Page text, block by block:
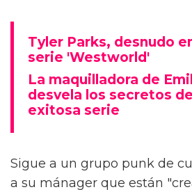
Tyler Parks, desnudo
serie 'Westworld'
La maquilladora de
desvela los secretos
exitosa serie
Sigue a un grupo punk de
a su mánager que están